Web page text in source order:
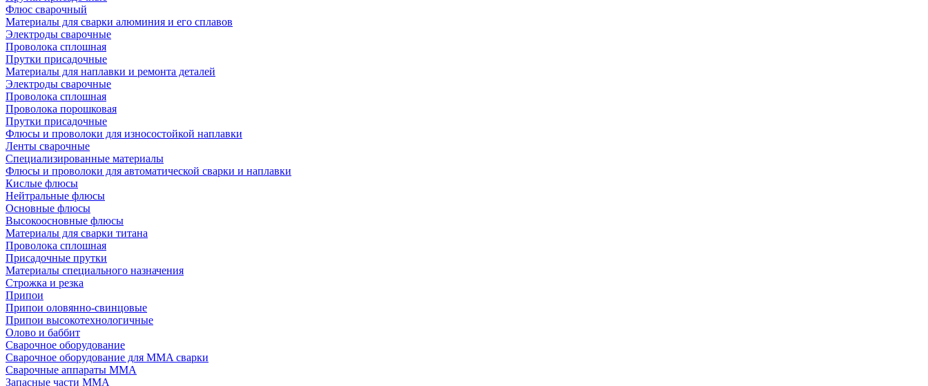
Флюс сварочный
Материалы для сварки алюминия и его сплавов
Электроды сварочные
Проволока сплошная
Прутки присадочные
Материалы для наплавки и ремонта деталей
Электроды сварочные
Проволока сплошная
Проволока порошковая
Прутки присадочные
Флюсы и проволоки для износостойкой наплавки
Ленты сварочные
Специализированные материалы
Флюсы и проволоки для автоматической сварки и наплавки
Кислые флюсы
Нейтральные флюсы
Основные флюсы
Высокоосновные флюсы
Материалы для сварки титана
Проволока сплошная
Присадочные прутки
Материалы специального назначения
Строжка и резка
Припои
Припои оловянно-свинцовые
Припои высокотехнологичные
Олово и баббит
Сварочное оборудование
Сварочное оборудование для MMA сварки
Сварочные аппараты MMA
Запасные части MMA